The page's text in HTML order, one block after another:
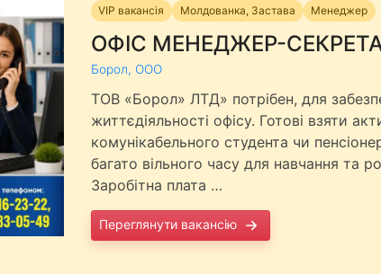
VIP вакансія Молдованка, Застава Менеджер
ОФІС МЕНЕДЖЕР-
Борол, ООО
ТОВ «Борол» ЛТД» потрібен, для
життєдіяльності офісу. Готові взяти
комунікабельного студента чи
багато вільного часу для навчання та
Заробітна плата …
Переглянути вакансію